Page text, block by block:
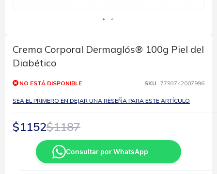
comienzo
de
de
imágenes
Crema Corporal Dermaglós® 100g Piel del
Diabético
NO ESTÁ DISPONIBLE SKU 7793742007996
SEA EL PRIMERO EN DEJAR UNA RESEÑA PARA ESTE ARTÍCULO
$1152$1187
Consultar por WhatsApp